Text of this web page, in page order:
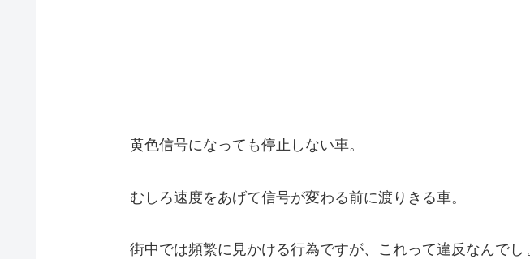
黄色信号になっても停止しない車。
むしろ速度をあげて信号が変わる前に渡りきる車。
街中では頻繁に見かける行為ですが、これって違反なんでし